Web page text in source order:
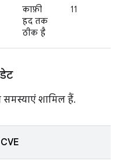
काफ़ी
हद तक
ठीक है
11
शामिल हैं.
CVE